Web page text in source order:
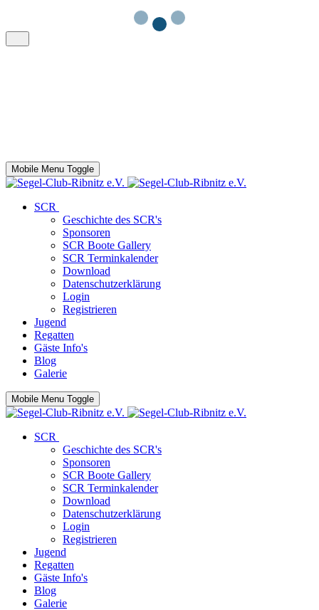
Mobile Menu Toggle
SCR
Geschichte des SCR's
Sponsoren
SCR Boote Gallery
SCR Terminkalender
Download
Datenschutzerklärung
Login
Registrieren
Jugend
Regatten
Gäste Info's
Blog
Galerie
Mobile Menu Toggle
SCR
Geschichte des SCR's
Sponsoren
SCR Boote Gallery
SCR Terminkalender
Download
Datenschutzerklärung
Login
Registrieren
Jugend
Regatten
Gäste Info's
Blog
Galerie